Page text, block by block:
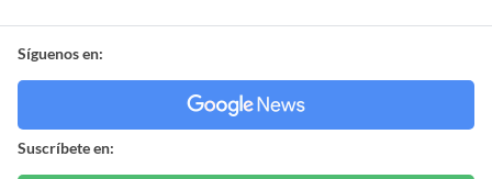
Síguenos en:
Suscríbete en: